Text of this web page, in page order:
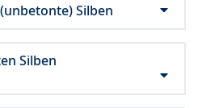
Silben
Silben